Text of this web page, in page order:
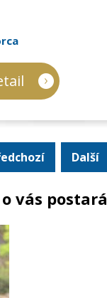
Další
vás postará